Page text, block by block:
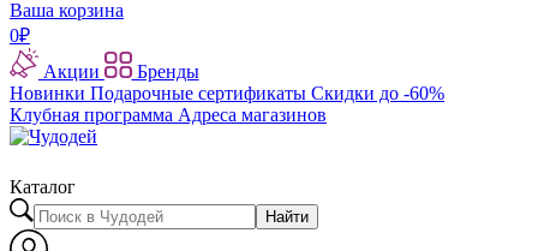
Ваша корзина
0₽
Акции
Бренды
Новинки Подарочные сертификаты Скидки до -60%
Клубная программа Адреса магазинов
Каталог
Найти